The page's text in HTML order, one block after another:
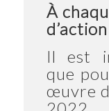
À
d’action
Il est
que
œuvre